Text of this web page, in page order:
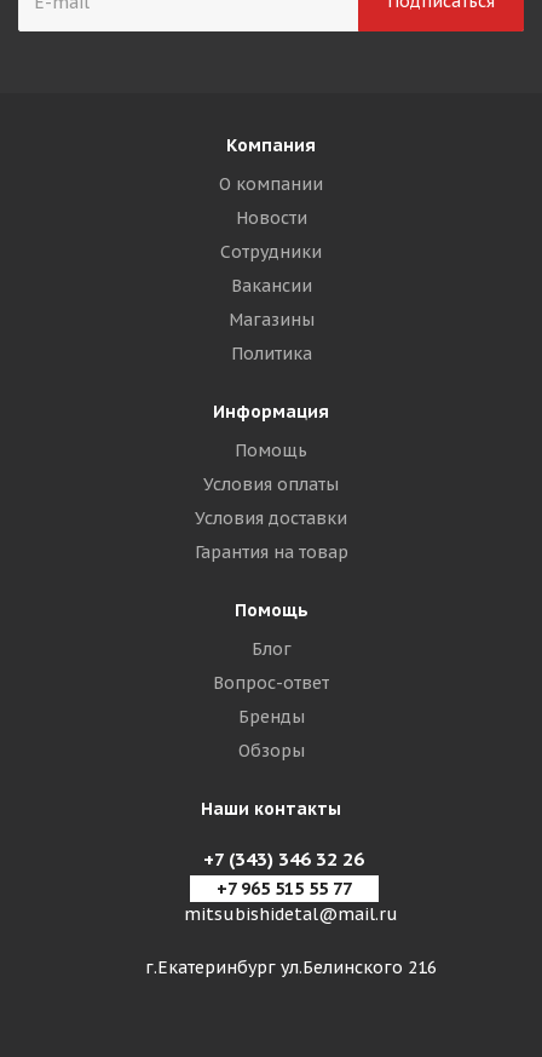
Компания
О компании
Новости
Сотрудники
Вакансии
Магазины
Политика
Информация
Помощь
Условия оплаты
Условия доставки
Гарантия на товар
Помощь
Блог
Вопрос-ответ
Бренды
Обзоры
Наши контакты
+7 (343) 346 32 26
+7 965 515 55 77
mitsubishidetal@mail.ru
г.Екатеринбург ул.Белинского 216